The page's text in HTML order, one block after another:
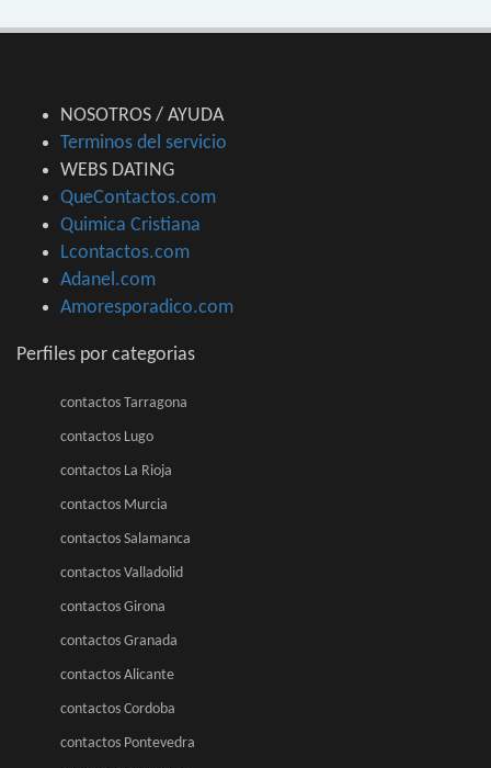
NOSOTROS / AYUDA
Terminos del servicio
WEBS DATING
QueContactos.com
Quimica Cristiana
Lcontactos.com
Adanel.com
Amoresporadico.com
Perfiles por categorias
contactos Tarragona
contactos Lugo
contactos La Rioja
contactos Murcia
contactos Salamanca
contactos Valladolid
contactos Girona
contactos Granada
contactos Alicante
contactos Cordoba
contactos Pontevedra